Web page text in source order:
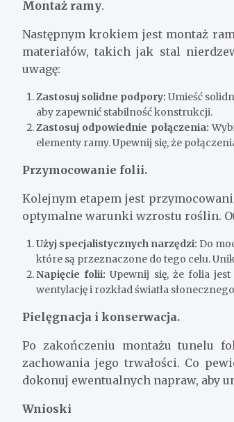
Montaż ramy.
Następnym krokiem jest montaż
materiałów, takich jak stal
uwagę:
Zastosuj solidne podpory: Umieść
aby zapewnić stabilność konstrukcji.
Zastosuj odpowiednie połączenia:
elementy ramy. Upewnij się, że
Przymocowanie folii.
Kolejnym etapem jest
optymalne warunki wzrostu roślin.
Użyj specjalistycznych narzędzi: Do
które są przeznaczone do tego celu.
Napięcie folii: Upewnij się, że folia
wentylację i rozkład światła
Pielęgnacja i konserwacja.
Po zakończeniu montażu tunelu
zachowania jego trwałości. Co
dokonuj ewentualnych napraw, aby
Wnioski